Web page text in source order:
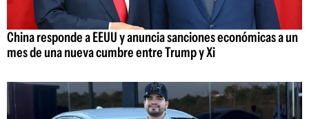
China responde a EEUU y anuncia sanciones económicas a un
mes de una nueva cumbre entre Trump y Xi